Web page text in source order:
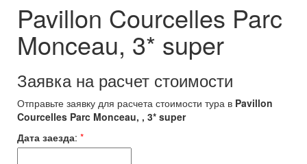
Pavillon Courcelles Parc
Monceau, 3* super
Заявка на расчет стоимости
Отправьте заявку для расчета стоимости тура в Pavillon
Courcelles Parc Monceau, , 3* super
Дата заезда: *